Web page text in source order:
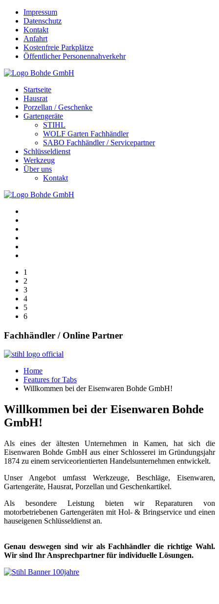
Impressum
Datenschutz
Kontakt
Anfahrt
Kostenfreie Parkplätze
Öffentlicher Personennahverkehr
Startseite
Hausrat
Porzellan / Geschenke
Gartengeräte
STIHL
WOLF Garten Fachhändler
SABO Fachhändler / Servicepartner
Schlüsseldienst
Werkzeug
Über uns
Kontakt
1
2
3
4
5
6
Fachhändler / Online Partner
Home
Features for Tabs
Willkommen bei der Eisenwaren Bohde GmbH!
Willkommen bei der Eisenwaren Bohde
GmbH!
Als eines der ältesten Unternehmen in Kamen, hat sich die
Eisenwaren Bohde GmbH aus einer Schlosserei im Gründungsjahr
1874 zu einem serviceorientierten Handelsunternehmen entwickelt.
Unser Angebot umfasst Werkzeuge, Beschläge, Eisenwaren,
Gartengeräte, Hausrat, Porzellan und Geschenkartikel.
Als besondere Leistung bieten wir Reparaturen von
motorbetriebenen Gartengeräten mit Hol- & Bringservice und einen
hauseigenen Schlüsseldienst an.
Genau deswegen sind wir als Fachhändler die richtige Wahl.
Wir sind Ihr Ansprechpartner für individuelle Lösungen.